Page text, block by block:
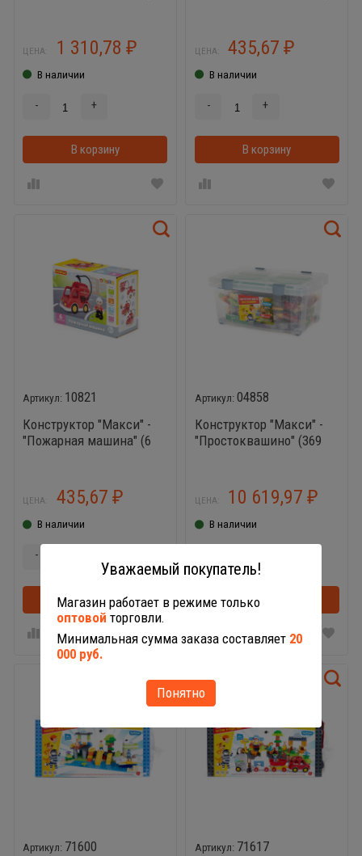
ЦЕНА: 1 310,78 ₽
В наличии
- +
В корзину В корзинке
ЦЕНА: 435,67₽
В наличии
- +
В корзину
10821
Конструктор "Макси" -
"Пожарная машина" (6
ЦЕНА: 435,67 ₽
В наличии
-
В корзину В корзинке
04858
Конструктор "Макси" -
"Простоквашино" (369
ЦЕНА: 10 619,97₽
В наличии
В корзину
71600
71617
Уважаемый покупатель!
Магазин работает в режиме только
оптовой торговли.
Минимальная сумма заказа составляет 20
000 руб.
Понятно